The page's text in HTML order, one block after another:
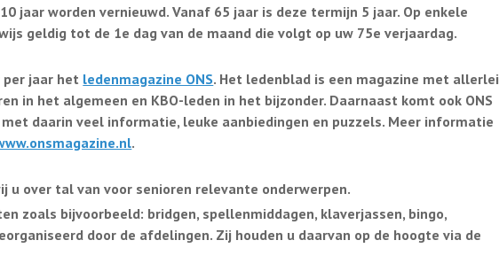
jaar worden vernieuwd. Vanaf 65 jaar is deze termijn 5 jaar. Op enkele
geldig tot de 1e dag van de maand die volgt op uw 75e verjaardag.
per jaar het ledenmagazine ONS. Het ledenblad is een magazine met allerlei
in het algemeen en KBO-leden in het bijzonder. Daarnaast komt ook ONS
daarin veel informatie, leuke aanbiedingen en puzzels. Meer informatie
.
u over tal van voor senioren relevante onderwerpen.
zoals bijvoorbeeld: bridgen, spellenmiddagen, klaverjassen, bingo,
door de afdelingen. Zij houden u daarvan op de hoogte via de